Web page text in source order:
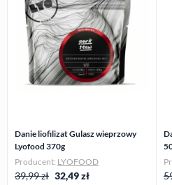
Danie liofilizat Gulasz wieprzowy
Lyofood 370g
Producent: LYOFOOD
39,99 zł 32,49zł